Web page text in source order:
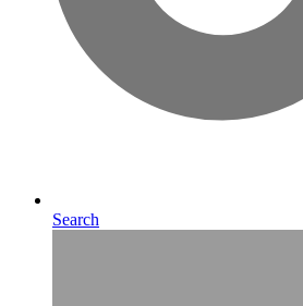
Search